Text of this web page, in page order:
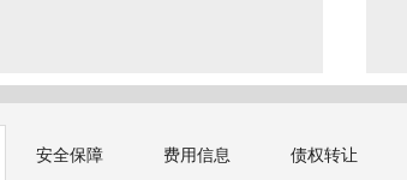
安全保障 费用信息 债权转让